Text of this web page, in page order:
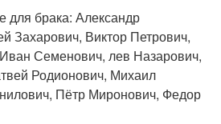
брака: Александр
Захарович, Виктор Петрович,
Семенович, лев Назарович,
Родионович, Михаил
Пётр Миронович, Федор